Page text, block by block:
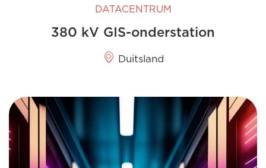
DATACENTRUM
380 kV GIS-onderstation
Duitsland